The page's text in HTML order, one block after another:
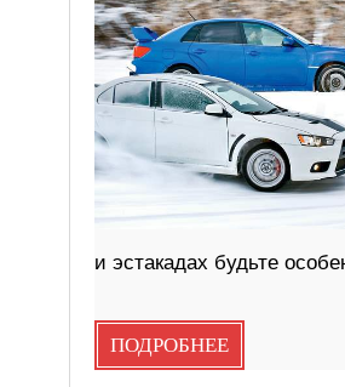
и эстакадах будьте
ПОДРОБНЕЕ